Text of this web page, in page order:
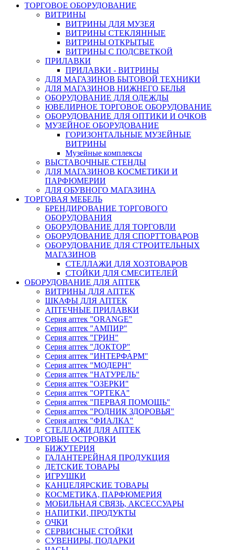
ТОРГОВОЕ ОБОРУДОВАНИЕ
ВИТРИНЫ
ВИТРИНЫ ДЛЯ МУЗЕЯ
ВИТРИНЫ СТЕКЛЯННЫЕ
ВИТРИНЫ ОТКРЫТЫЕ
ВИТРИНЫ С ПОДСВЕТКОЙ
ПРИЛАВКИ
ПРИЛАВКИ - ВИТРИНЫ
ДЛЯ МАГАЗИНОВ БЫТОВОЙ ТЕХНИКИ
ДЛЯ МАГАЗИНОВ НИЖНЕГО БЕЛЬЯ
ОБОРУДОВАНИЕ ДЛЯ ОДЕЖДЫ
ЮВЕЛИРНОЕ ТОРГОВОЕ ОБОРУДОВАНИЕ
ОБОРУДОВАНИЕ ДЛЯ ОПТИКИ И ОЧКОВ
МУЗЕЙНОЕ ОБОРУДОВАНИЕ
ГОРИЗОНТАЛЬНЫЕ МУЗЕЙНЫЕ
ВИТРИНЫ
Музейные комплексы
ВЫСТАВОЧНЫЕ СТЕНДЫ
ДЛЯ МАГАЗИНОВ КОСМЕТИКИ И
ПАРФЮМЕРИИ
ДЛЯ ОБУВНОГО МАГАЗИНА
ТОРГОВАЯ МЕБЕЛЬ
БРЕНДИРОВАНИЕ ТОРГОВОГО
ОБОРУДОВАНИЯ
ОБОРУДОВАНИЕ ДЛЯ ТОРГОВЛИ
ОБОРУДОВАНИЕ ДЛЯ СПОРТТОВАРОВ
ОБОРУДОВАНИЕ ДЛЯ СТРОИТЕЛЬНЫХ
МАГАЗИНОВ
СТЕЛЛАЖИ ДЛЯ ХОЗТОВАРОВ
СТОЙКИ ДЛЯ СМЕСИТЕЛЕЙ
ОБОРУДОВАНИЕ ДЛЯ АПТЕК
ВИТРИНЫ ДЛЯ АПТЕК
ШКАФЫ ДЛЯ АПТЕК
АПТЕЧНЫЕ ПРИЛАВКИ
Серия аптек "ORANGE"
Серия аптек "АМПИР"
Серия аптек "ГРИН"
Серия аптек "ДОКТОР"
Серия аптек "ИНТЕРФАРМ"
Серия аптек "МОДЕРН"
Серия аптек "НАТУРЕЛЬ"
Серия аптек "ОЗЕРКИ"
Серия аптек "ОРТЕКА"
Серия аптек "ПЕРВАЯ ПОМОЩЬ"
Серия аптек "РОДНИК ЗДОРОВЬЯ"
Серия аптек "ФИАЛКА"
СТЕЛЛАЖИ ДЛЯ АПТЕК
ТОРГОВЫЕ ОСТРОВКИ
БИЖУТЕРИЯ
ГАЛАНТЕРЕЙНАЯ ПРОДУКЦИЯ
ДЕТСКИЕ ТОВАРЫ
ИГРУШКИ
КАНЦЕЛЯРСКИЕ ТОВАРЫ
КОСМЕТИКА, ПАРФЮМЕРИЯ
МОБИЛЬНАЯ СВЯЗЬ, АКСЕССУАРЫ
НАПИТКИ, ПРОДУКТЫ
ОЧКИ
СЕРВИСНЫЕ СТОЙКИ
СУВЕНИРЫ, ПОДАРКИ